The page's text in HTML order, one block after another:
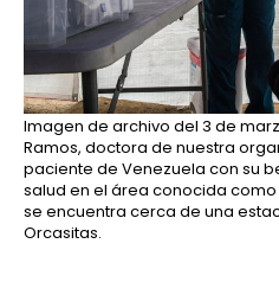
Imagen de archivo del 3 de
Ramos, doctora de nuestra
paciente de Venezuela con su
salud en el área conocida
se encuentra cerca de una
Orcasitas.